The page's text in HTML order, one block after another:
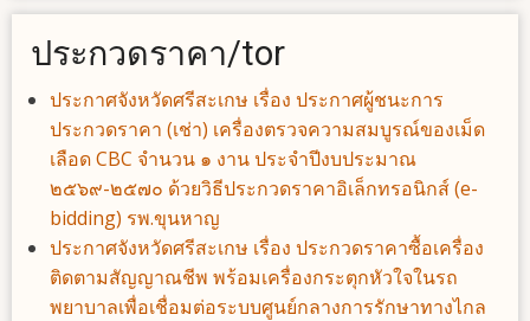
ประกวดราคา/tor
ประกาศจังหวัดศรีสะเกษ เรื่อง ประกาศผู้ชนะการ
ประกวดราคา (เช่า) เครื่องตรวจความสมบูรณ์ของเม็ด
เลือด CBC จำนวน ๑ งาน ประจำปีงบประมาณ
๒๕๖๙-๒๕๗๐ ด้วยวิธีประกวดราคาอิเล็กทรอนิกส์ (e-
bidding) รพ.ขุนหาญ
ประกาศจังหวัดศรีสะเกษ เรื่อง ประกวดราคาซื้อเครื่อง
ติดตามสัญญาณชีพ พร้อมเครื่องกระตุกหัวใจในรถ
พยาบาลเพื่อเชื่อมต่อระบบศูนย์กลางการรักษาทางไกล